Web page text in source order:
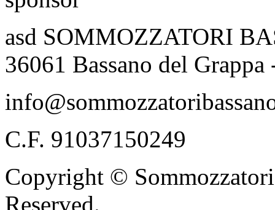
asd SOMMOZZATORI
36061 Bassano del
C.F. 91037150249
Copyright ©
Reserved.